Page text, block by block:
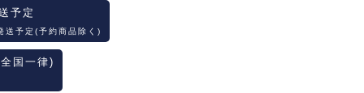
予定
送予定(予約商品除く)
国一律)